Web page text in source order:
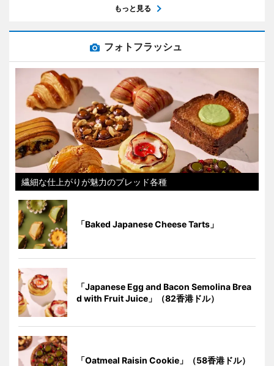
もっと見る
フォトフラッシュ
繊細な仕上がりが魅力のブレッド各種
「Baked Japanese Cheese Tarts」
「Japanese Egg and Bacon Semolina Brea
d with Fruit Juice」（82香港ドル）
「Oatmeal Raisin Cookie」（58香港ドル）